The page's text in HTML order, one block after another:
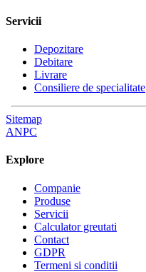
Servicii
Depozitare
Debitare
Livrare
Consiliere de specialitate
Sitemap
ANPC
Explore
Companie
Produse
Servicii
Calculator greutati
Contact
GDPR
Termeni si conditii